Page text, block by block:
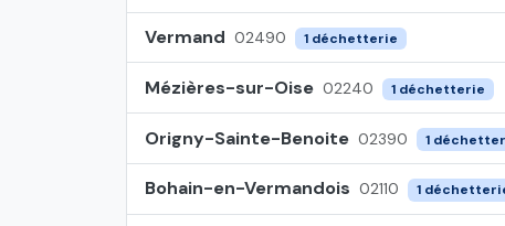
Vermand 02490 1 déchetterie
Mézières-sur-Oise 02240 1 déchetterie
Origny-Sainte-Benoite 02390 1
Bohain-en-Vermandois 02110 1